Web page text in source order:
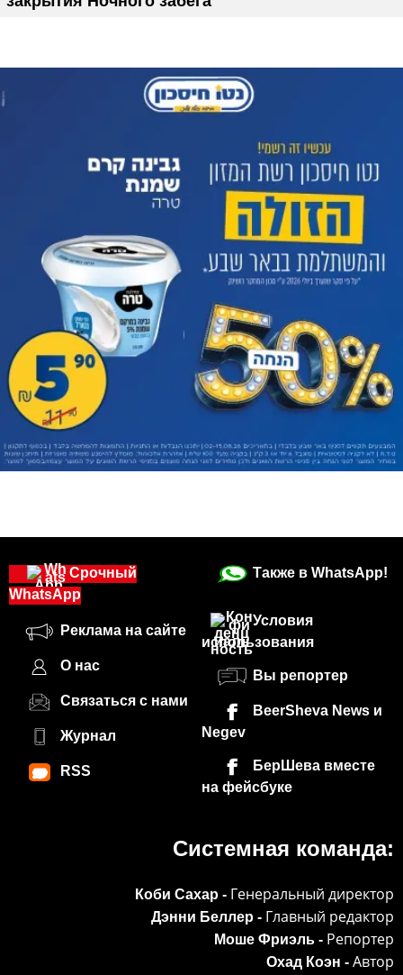
Также в WhatsApp!
Условия
использования
Вы репортер
BeerSheva News и
Negev
БерШева вместе
на фейсбуке
Срочный
WhatsApp
Реклама на сайте
О нас
Связаться с нами
Журнал
RSS
Системная команда:
Коби Сахар - Генеральный директор
Дэнни Беллер - Главный редактор
Моше Фриэль - Репортер
Охад Коэн - Автор